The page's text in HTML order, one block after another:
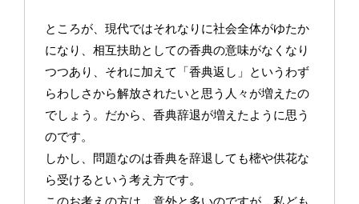
ところが、現代ではそれなりに社会全体がゆたか
になり、相互扶助としての香典の意味がなくなり
つつあり、それに加えて「香典返し」というわず
らわしさから解放されたいと思う人々が増えたの
でしょう。だから、香典辞退が増えたように思う
のです。
しかし、問題なのは香典を辞退しても樒や供花な
ら受けるという考え方です。
このお考えの方は、意外と多いのですが、私ども